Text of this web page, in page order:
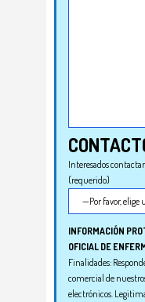
Interesados
(requerido)
INFORMACIÓN
OFICIAL DE
Finalidades:
comercial de
electrónicos.